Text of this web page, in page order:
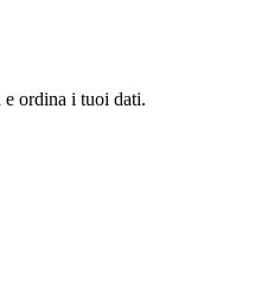
ordina i tuoi dati.